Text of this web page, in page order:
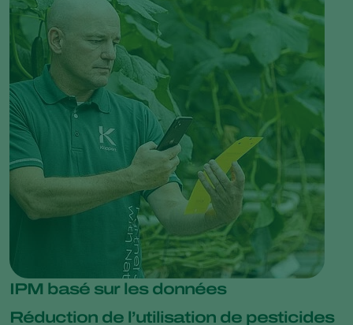
IPM basé sur les données
Réduction de l’utilisation de pesticides